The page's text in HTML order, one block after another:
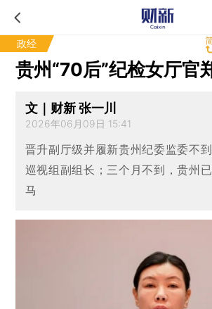
政经
贵州“70后”纪检女厅官
文｜财新 张一川
2026年06月09日 15:41
晋升副厅级并履新贵州纪委监委不
巡视组副组长；三个月不到，贵州
马